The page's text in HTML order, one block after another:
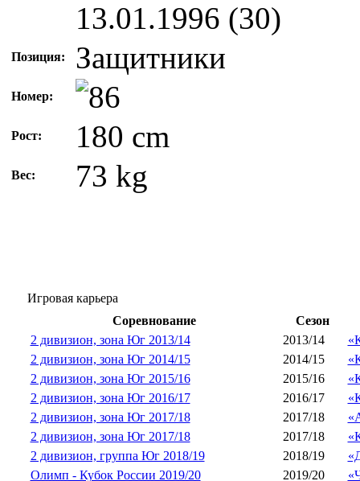
13.01.1996 (30)
Позиция: Защитники
Номер:
Рост: 180 cm
Вес: 73 kg
Игровая карьера
Соревнование
Сезон
2 дивизион, зона Юг 2013/14
2013/14
2 дивизион, зона Юг 2014/15
2014/15
2 дивизион, зона Юг 2015/16
2015/16
2 дивизион, зона Юг 2016/17
2016/17
2 дивизион, зона Юг 2017/18
2017/18
2 дивизион, зона Юг 2017/18
2017/18
2 дивизион, группа Юг 2018/19
2018/19
Олимп - Кубок России 2019/20
2019/20